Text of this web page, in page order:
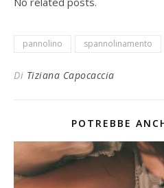
pannolino spannolinamento
Di Tiziana Capocaccia
POTREBBE